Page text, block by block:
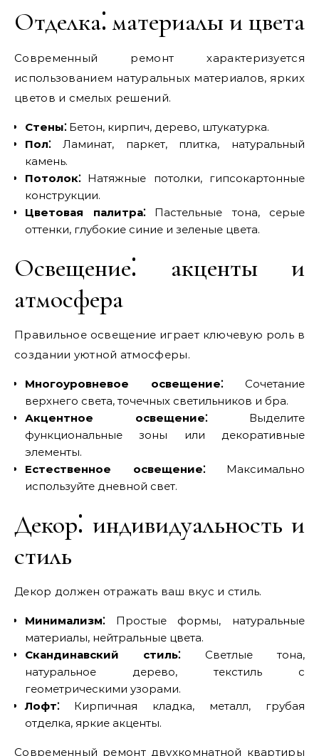
Отделка⁚ материалы и цвета
Современный ремонт характеризуется
использованием натуральных материалов, ярких
цветов и смелых решений.
Стены⁚Бетон, кирпич, дерево, штукатурка.
Пол⁚Ламинат, паркет, плитка, натуральный
камень.
Потолок⁚Натяжные потолки, гипсокартонные
конструкции.
Цветовая палитра⁚Пастельные тона, серые
оттенки, глубокие синие и зеленые цвета.
Освещение⁚ акценты и
атмосфера
Правильное освещение играет ключевую роль в
создании уютной атмосферы.
Многоуровневое освещение⁚Сочетание
верхнего света, точечных светильников и бра.
Акцентное освещение⁚Выделите
функциональные зоны или декоративные
элементы.
Естественное освещение⁚Максимально
используйте дневной свет.
Декор⁚ индивидуальность и
стиль
Декор должен отражать ваш вкус и стиль.
Минимализм⁚Простые формы, натуральные
материалы, нейтральные цвета.
Скандинавский стиль⁚Светлые тона,
натуральное дерево, текстиль с
геометрическими узорами.
Лофт⁚Кирпичная кладка, металл, грубая
отделка, яркие акценты.
Современный ремонт двухкомнатной квартиры